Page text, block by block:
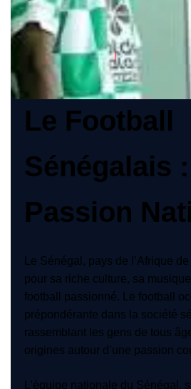
Passion
Fesnamur 09 Août 2025
Le Football
Sénégalais
Passion
Le Sénégal, pays de l’Afrique
pour sa riche culture, sa
football passionné. Le football
prépondérante dans la société
rassemblant les gens de tous
origines autour d’une passion
L’équipe nationale du Sénégal,